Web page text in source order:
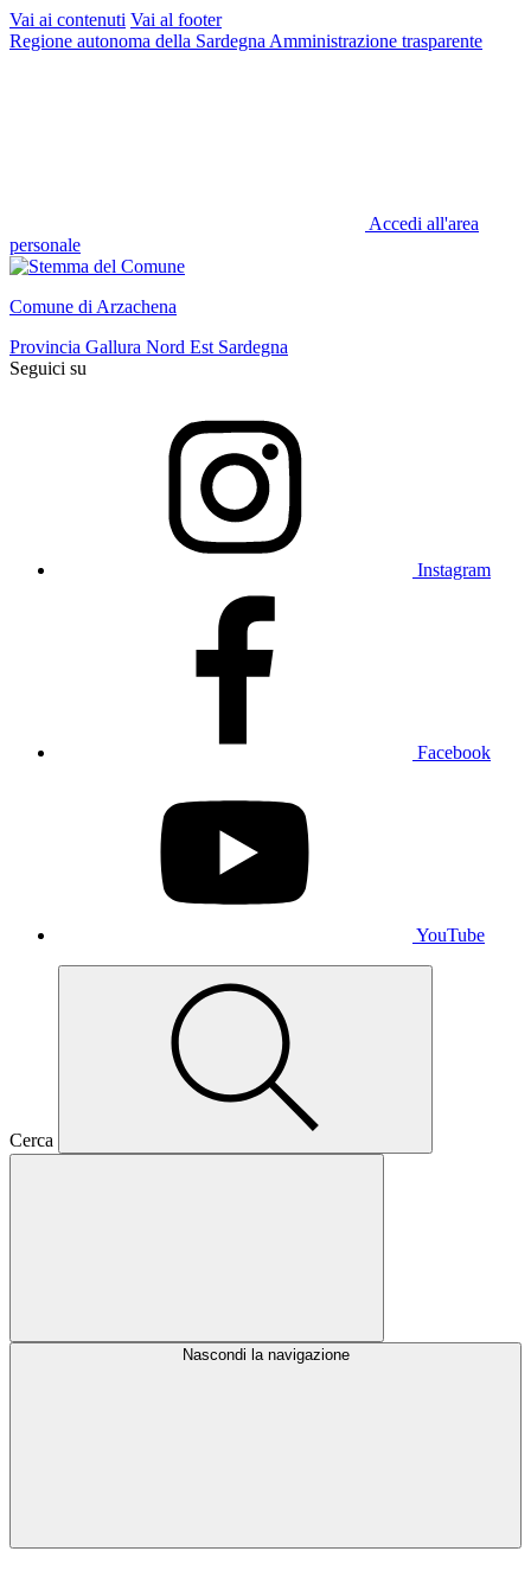
Vai ai contenuti Vai al footer
Regione autonoma della Sardegna Amministrazione trasparente
Accedi all'area
personale
Comune di Arzachena
Provincia Gallura Nord Est Sardegna
Seguici su
Instagram
Facebook
YouTube
Cerca
Nascondi la navigazione